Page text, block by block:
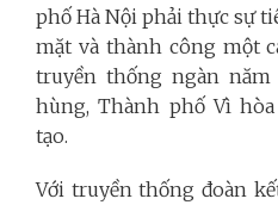
phố Hà Nội phải thực sự
mặt và thành công một
truyền thống ngàn
hùng, Thành phố Vì
tạo.
Với truyền thống đoàn